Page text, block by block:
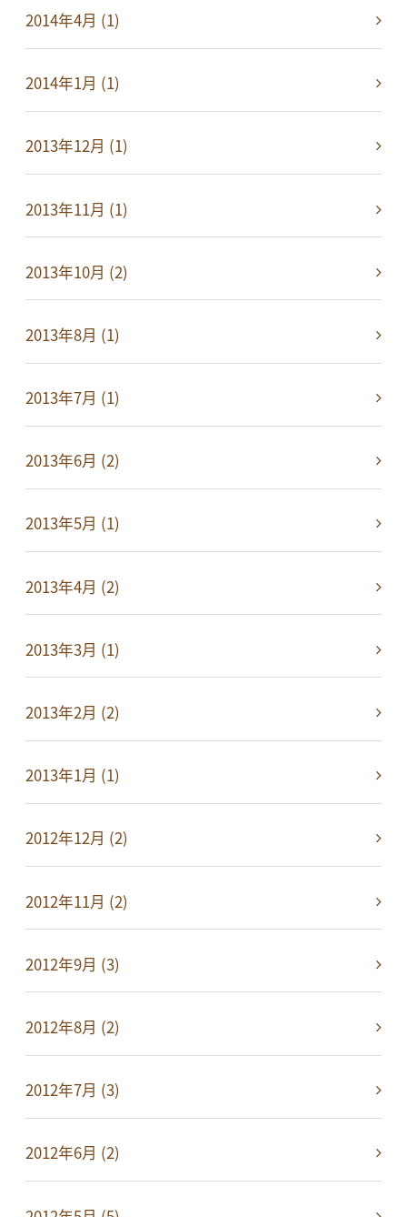
2014年4月 (1)
2014年1月 (1)
2013年12月 (1)
2013年11月 (1)
2013年10月 (2)
2013年8月 (1)
2013年7月 (1)
2013年6月 (2)
2013年5月 (1)
2013年4月 (2)
2013年3月 (1)
2013年2月 (2)
2013年1月 (1)
2012年12月 (2)
2012年11月 (2)
2012年9月 (3)
2012年8月 (2)
2012年7月 (3)
2012年6月 (2)